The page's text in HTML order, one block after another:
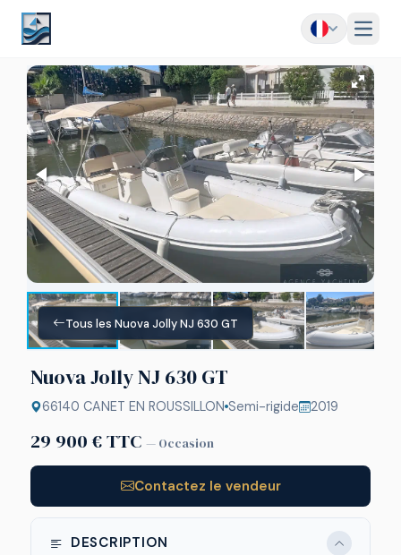
Menu
Tous les Nuova Jolly NJ 630 GT
Nuova Jolly NJ 630 GT
66140 CANET EN ROUSSILLON Semi-rigide 2019
29 900 € TTC — Occasion
Contactez le vendeur
DESCRIPTION